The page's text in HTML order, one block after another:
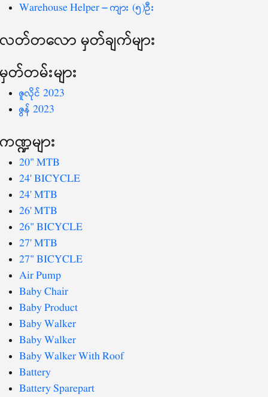
Warehouse Helper – ကျား (၅)ဦး
လတ်တ‌လော မှတ်ချက်များ
မှတ်တမ်းများ
ဇူလိုင် 2023
ဇွန် 2023
ကဏ္ဍများ
20" MTB
24' BICYCLE
24' MTB
26' MTB
26" BICYCLE
27' MTB
27" BICYCLE
Air Pump
Baby Chair
Baby Product
Baby Walker
Baby Walker
Baby Walker With Roof
Battery
Battery Sparepart